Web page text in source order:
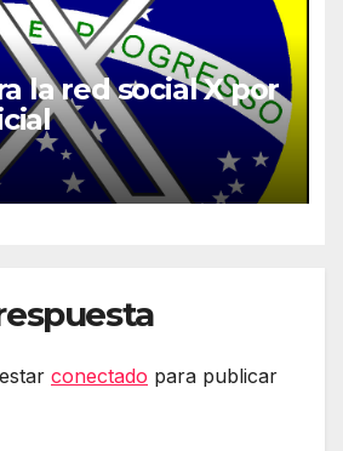
la red social X por
conectado para publicar